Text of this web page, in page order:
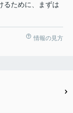
るために、まずは
情報の見方